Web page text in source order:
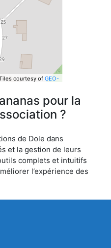
courtesy of GEO-
pour la
?
de Dole dans
et la gestion de leurs
complets et intuitifs
l’expérience des